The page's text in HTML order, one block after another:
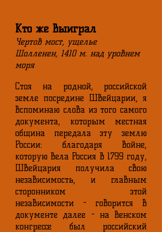
Кто же выиграл
Чертов мост, ущелье
Шолленен, 1410 м. над уровнем
моря
Стоя на родной, российской
земле посредине Швейцарии, я
вспоминаю слова из того самого
документа, которым местная
община передала эту землю
России: благодаря войне,
которую вела Россия в 1799 году,
Швейцария получила свою
независимость, и главным
сторонником этой
независимости - говорится в
документе далее - на Венском
конгрессе был российский